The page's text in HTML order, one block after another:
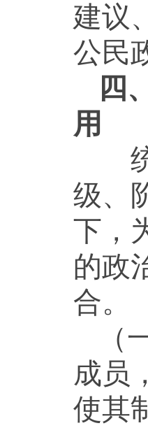
建议
公民
四
用
统
级、
下，
的政
合。
成员
使其